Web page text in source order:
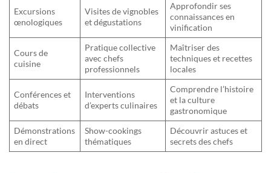
Excursions
œnologiques
Visites de vignobles
et dégustations
Approfondir ses
connaissances en
vinification
Cours de
cuisine
Pratique collective
avec chefs
professionnels
Maîtriser des
techniques et recettes
locales
Conférences et
débats
Interventions
d’experts culinaires
Comprendre l’histoire
et la culture
gastronomique
Démonstrations
en direct
Show-cookings
thématiques
Découvrir astuces et
secrets des chefs